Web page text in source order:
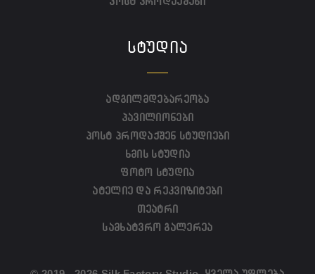
ᲡᲢᲣᲓᲘᲐ
ადგილმდებარეობა
პავილიონები
პოსტ პროდაქშენ სტუდიები
ხმის სტუდია
ფოტო სტუდია
ატელიე და რეკვიზიტები
თეატრი
სამხატვრო გალერეა